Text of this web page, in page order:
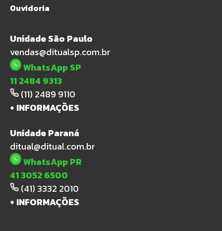
Ouvidoria
Unidade São Paulo
vendas@ditualsp.com.br
WhatsApp SP
11 2484 9313
(11) 2489 9110
+ INFORMAÇÕES
Unidade Paraná
ditual@ditual.com.br
WhatsApp PR
41 3052 6500
(41) 3332 2010
+ INFORMAÇÕES